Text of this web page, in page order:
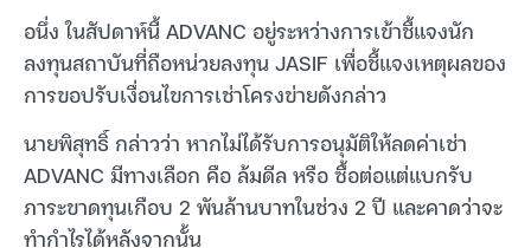
อนึ่ง ในสัปดาห์นี้ ADVANC อยู่ระหว่างการเข้าชี้แจงนัก
ลงทุนสถาบันที่ถือหน่วยลงทุน JASIF เพื่อชี้แจงเหตุผลของ
การขอปรับเงื่อนไขการเช่าโครงข่ายดังกล่าว
นายพิสุทธิ์ กล่าวว่า หากไม่ได้รับการอนุมัติให้ลดค่าเช่า
ADVANC มีทางเลือก คือ ล้มดีล หรือ ซื้อต่อแต่แบกรับ
ภาระขาดทุนเกือบ 2 พันล้านบาทในช่วง 2 ปี และคาดว่าจะ
ทำกำไรได้หลังจากนั้น